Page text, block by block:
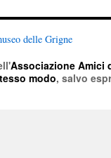
delle Grigne
Associazione Amici
modo, salvo